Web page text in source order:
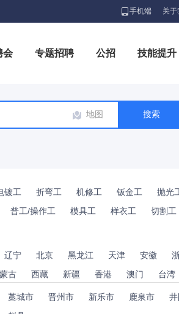
手机端 关于
会 专题招聘 公招 技能提升
地图
镀工 折弯工 机修工 钣金工 抛光
普工/操作工 模具工 样衣工 切割工
辽宁 北京 黑龙江 天津 安徽
古 西藏 新疆 香港 澳门 台湾
藁城市 晋州市 新乐市 鹿泉市